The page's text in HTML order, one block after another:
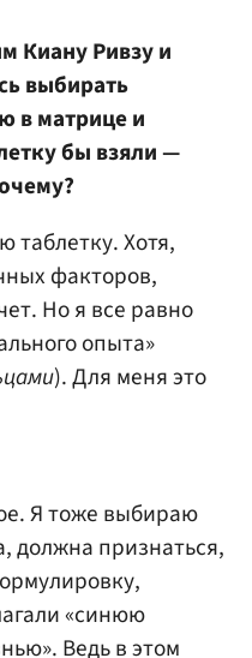
Киану Ривзу и
выбирать
в матрице и
бы взяли —
таблетку. Хотя,
факторов,
Но я все равно
опыта»
). Для меня это
Я тоже выбираю
должна признаться,
«синюю
Ведь в этом